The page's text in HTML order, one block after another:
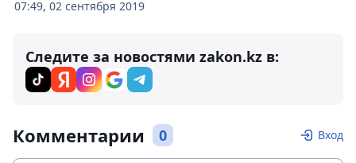
07:49, 02 сентября 2019
Следите за новостями zakon.kz в:
Комментарии 0 Вход